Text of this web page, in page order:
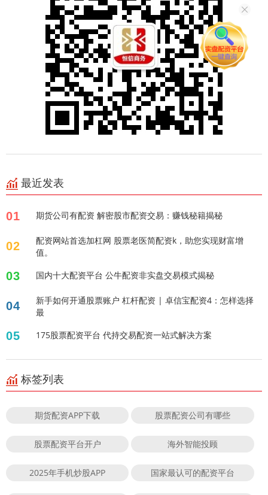
最近发表
01 期货公司有配资 解密股市配资交易：赚钱秘籍揭秘
02
配资网站首选加杠网 股票老医简配资k，助您实现财富增
值。
03 国内十大配资平台 公牛配资非实盘交易模式揭秘
04
新手如何开通股票账户 杠杆配资 | 卓信宝配资4：怎样选择
最
05 175股票配资平台 代持交易配资一站式解决方案
标签列表
期货配资APP下载 股票配资公司有哪些
股票配资平台开户 海外智能投顾
2025年手机炒股APP 国家最认可的配资平台